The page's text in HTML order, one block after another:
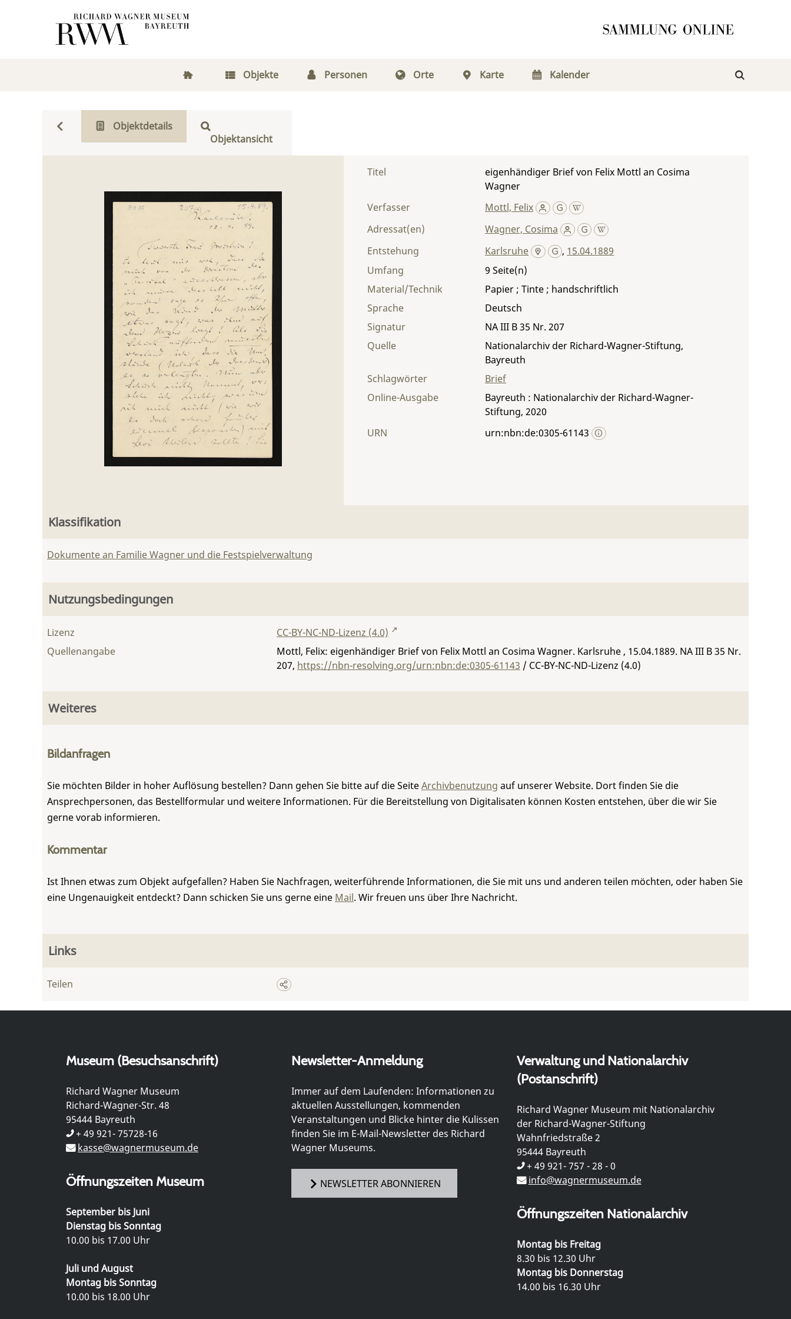
Objekte Personen Orte Karte Kalender
Objektdetails
Objektansicht
Titel
eigenhändiger Brief von Felix Mottl an Cosima
Wagner
Verfasser
Mottl, Felix
Adressat(en)
Wagner, Cosima
Entstehung
Karlsruhe , 15.04.1889
Umfang
9
Material/Technik
Papier ; Tinte ; handschriftlich
Sprache
Deutsch
Signatur
NA III B 35 Nr. 207
Quelle
Nationalarchiv der Richard-Wagner-Stiftung,
Bayreuth
Schlagwörter
Brief
Online-Ausgabe
Bayreuth : Nationalarchiv der Richard-Wagner-
Stiftung, 2020
URN
urn:nbn:de:0305-61143
Klassifikation
Dokumente an Familie Wagner und die Festspielverwaltung
Nutzungsbedingungen
Lizenz
CC-BY-NC-ND-Lizenz (4.0)
Quellenangabe
Mottl, Felix: eigenhändiger Brief von Felix Mottl an Cosima Wagner. Karlsruhe , 15.04.1889. NA III B 35 Nr.
207, https://nbn-resolving.org/urn:nbn:de:0305-61143 / CC-BY-NC-ND-Lizenz (4.0)
Weiteres
Bildanfragen
Sie möchten Bilder in hoher Auflösung bestellen? Dann gehen Sie bitte auf die SeiteArchivbenutzung auf unserer Website. Dort finden Sie die
Ansprechpersonen, das Bestellformular und weitere Informationen. Für die Bereitstellung von Digitalisaten können Kosten entstehen, über die wir Sie
gerne vorab informieren.
Kommentar
Ist Ihnen etwas zum Objekt aufgefallen? Haben Sie Nachfragen, weiterführende Informationen, die Sie mit uns und anderen teilen möchten, oder haben Sie
eine Ungenauigkeit entdeckt? Dann schicken Sie uns gerne eine Mail. Wir freuen uns über Ihre Nachricht.
Links
Teilen
Museum (Besuchsanschrift)
Richard Wagner Museum
Richard-Wagner-Str. 48
95444 Bayreuth
+ 49 921- 75728-16
kasse@wagnermuseum.de
Öffnungszeiten Museum
September bis Juni
Dienstag bis Sonntag
10.00 bis 17.00 Uhr
Juli und August
Montag bis Sonntag
10.00 bis 18.00 Uhr
Newsletter-Anmeldung
Immer auf dem Laufenden: Informationen zu
aktuellen Ausstellungen, kommenden
Veranstaltungen und Blicke hinter die Kulissen
finden Sie im E-Mail-Newsletter des Richard
Wagner Museums.
NEWSLETTER ABONNIEREN
Verwaltung und Nationalarchiv
(Postanschrift)
Richard Wagner Museum mit Nationalarchiv
der Richard-Wagner-Stiftung
Wahnfriedstraße 2
95444 Bayreuth
+ 49 921- 757 - 28 - 0
info@wagnermuseum.de
Öffnungszeiten Nationalarchiv
Montag bis Freitag
8.30 bis 12.30 Uhr
Montag bis Donnerstag
14.00 bis 16.30 Uhr